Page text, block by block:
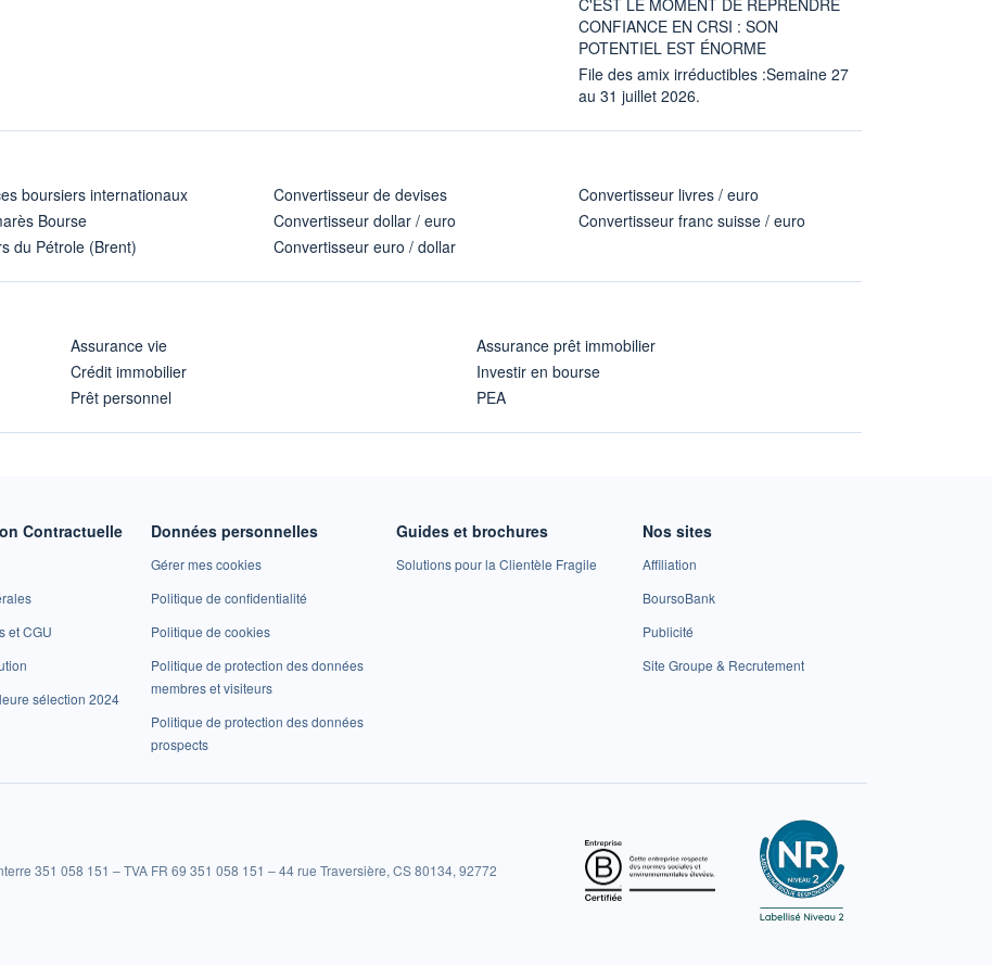
CONFIANCE EN CRSI : SON
POTENTIEL EST ÉNORME
File des amix irréductibles :Semaine 27
au 31 juillet 2026.
boursiers internationaux
Bourse
du Pétrole (Brent)
Convertisseur de devises
Convertisseur dollar / euro
Convertisseur euro / dollar
Convertisseur livres / euro
Convertisseur franc suisse / euro
Assurance vie
Crédit immobilier
Prêt personnel
Assurance prêt immobilier
Investir en bourse
PEA
Contractuelle
et CGU
sélection 2024
Données personnelles
Gérer mes cookies
Politique de confidentialité
Politique de cookies
Politique de protection des données
membres et visiteurs
Politique de protection des données
prospects
Guides et brochures
Solutions pour la Clientèle Fragile
Nos sites
Affiliation
BoursoBank
Publicité
Site Groupe & Recrutement
351 058 151 – TVA FR 69 351 058 151 – 44 rue Traversière, CS 80134, 92772